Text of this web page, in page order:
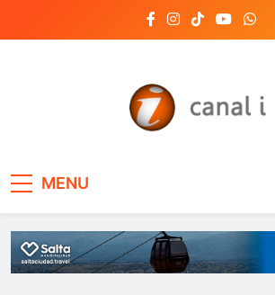
Salta,
mundo, las
del día
MENU